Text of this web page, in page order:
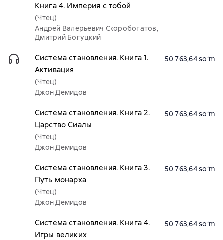
Книга 4. Империя с тобой
(Чтец)
Андрей Валерьевич Скоробогатов,
Дмитрий Богуцкий
Система становления. Книга 1.
Активация
(Чтец)
Джон Демидов
50 763,64 soʻm
Система становления. Книга 2.
Царство Сиалы
(Чтец)
Джон Демидов
50 763,64 soʻm
Система становления. Книга 3.
Путь монарха
(Чтец)
Джон Демидов
50 763,64 soʻm
Система становления. Книга 4.
Игры великих
50 763,64 soʻm